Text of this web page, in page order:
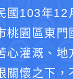
國103年
桃園區東
心灌溉、
關懷之下